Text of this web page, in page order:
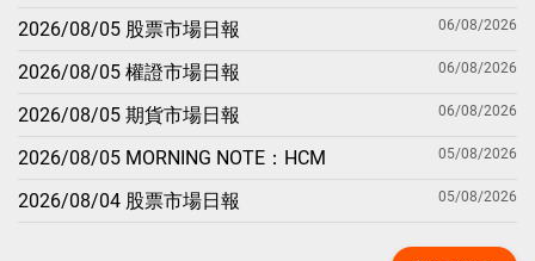
2026/08/05 股票市場日報 06/08/2026
2026/08/05 權證市場日報 06/08/2026
2026/08/05 期貨市場日報 06/08/2026
2026/08/05 MORNING NOTE：HCM 05/08/2026
2026/08/04 股票市場日報 05/08/2026